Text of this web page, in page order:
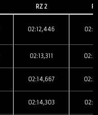
RZ 2
02:12,446
02:13,311
02:14,667
02:14,303